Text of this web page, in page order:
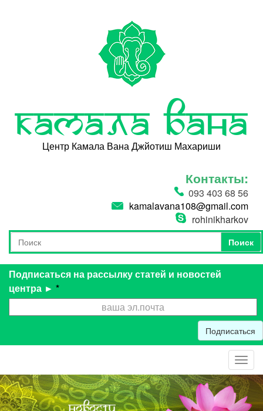
Камала Вана
Центр Камала Вана Джйотиш Махариши
Контакты:
093 403 68 56
kamalavana108@gmail.com
rohinikharkov
Форма поиска
Поиск
Поиск
Подписаться на рассылку статей и новостей
центра ► *
Подписаться